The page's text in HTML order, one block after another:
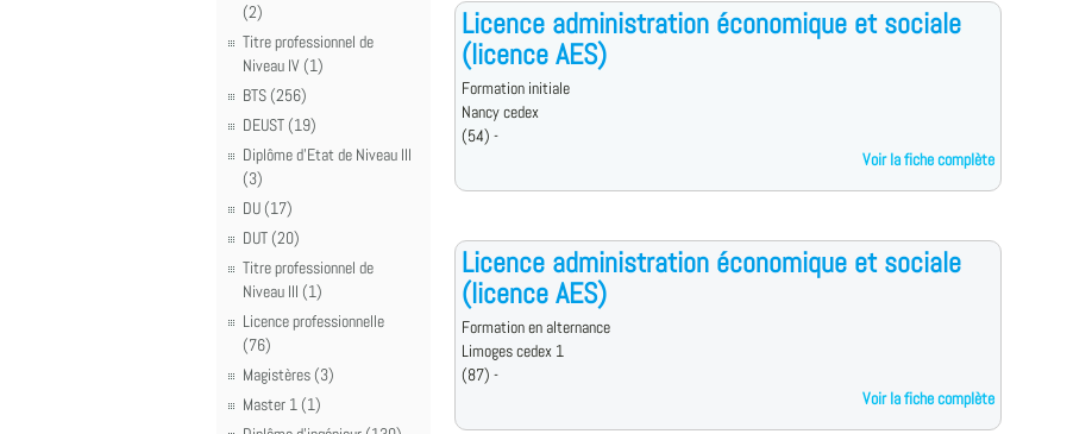
(2)
Titre professionnel de
Niveau IV (1)
BTS (256)
DEUST (19)
Diplôme d'Etat de Niveau III
(3)
DU (17)
DUT (20)
Titre professionnel de
Niveau III (1)
Licence professionnelle
(76)
Magistères (3)
Master 1 (1)
Licence administration économique et sociale
(licence AES)
Formation initiale
Nancy cedex
(54) -
Voir la fiche complète
Licence administration économique et sociale
(licence AES)
Formation en alternance
Limoges cedex 1
(87) -
Voir la fiche complète